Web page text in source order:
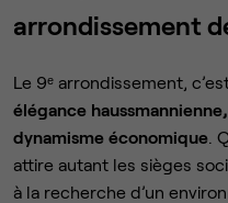
arrondissement
Le 9ᵉ arrondissement,
élégance
dynamisme économique .
attire autant les sièges
à la recherche d’un